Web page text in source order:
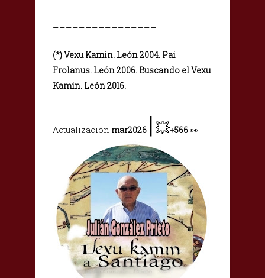
(*) Vexu Kamin. León 2004. Pai
Frolanus. León 2006. Buscando el Vexu
Kamin. León 2016.
Actualización mar2026 |💥+566👀